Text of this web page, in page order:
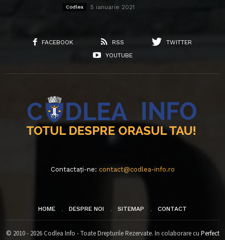
Codlea 5 ianuarie 2021
FACEBOOK RSS
TWITTER
YOUTUBE
Contactați-ne: contact@codlea-info.ro
HOME DESPRE NOI SITEMAP CONTACT
© 2010 - 2026 Codlea Info - Toate Drepturile Rezervate. In colaborare cu Perfect